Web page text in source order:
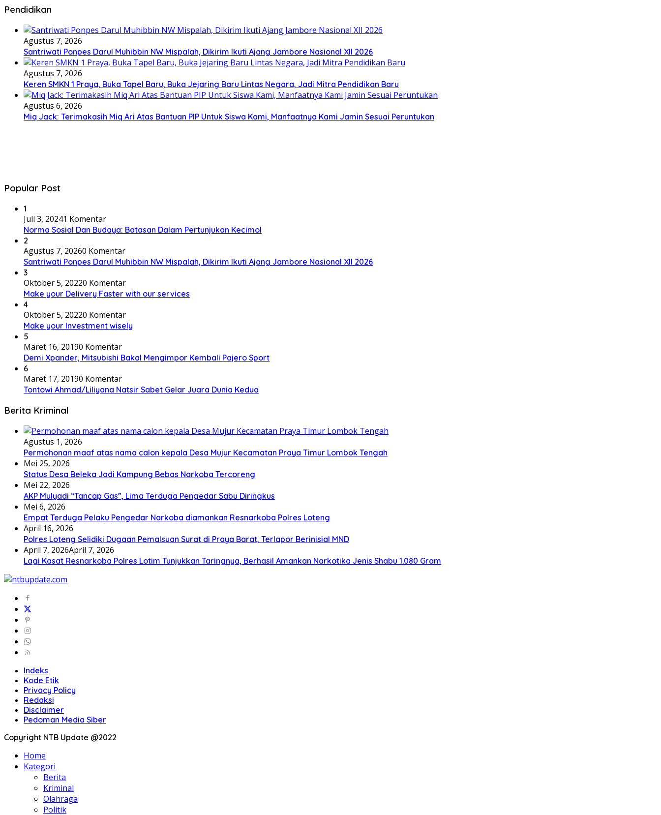
Pendidikan
Agustus 7, 2026
Santriwati Ponpes Darul Muhibbin NW Mispalah, Dikirim Ikuti Ajang Jambore Nasional XII 2026
Agustus 7, 2026
Keren SMKN 1 Praya, Buka Tapel Baru, Buka Jejaring Baru Lintas Negara, Jadi Mitra Pendidikan Baru
Agustus 6, 2026
Miq Jack: Terimakasih Miq Ari Atas Bantuan PIP Untuk Siswa Kami, Manfaatnya Kami Jamin Sesuai Peruntukan
Popular Post
1
Juli 3, 20241 Komentar
Norma Sosial Dan Budaya: Batasan Dalam Pertunjukan Kecimol
2
Agustus 7, 20260 Komentar
Santriwati Ponpes Darul Muhibbin NW Mispalah, Dikirim Ikuti Ajang Jambore Nasional XII 2026
3
Oktober 5, 20220 Komentar
Make your Delivery Faster with our services
4
Oktober 5, 20220 Komentar
Make your Investment wisely
5
Maret 16, 20190 Komentar
Demi Xpander, Mitsubishi Bakal Mengimpor Kembali Pajero Sport
6
Maret 17, 20190 Komentar
Tontowi Ahmad/Liliyana Natsir Sabet Gelar Juara Dunia Kedua
Berita Kriminal
Agustus 1, 2026
Permohonan maaf atas nama calon kepala Desa Mujur Kecamatan Praya Timur Lombok Tengah
Mei 25, 2026
Status Desa Beleka Jadi ‎Kampung Bebas Narkoba Tercoreng
Mei 22, 2026
AKP Mulyadi “Tancap Gas”, Lima Terduga Pengedar Sabu Diringkus
Mei 6, 2026
Empat Terduga Pelaku Pengedar Narkoba diamankan Resnarkoba Polres Loteng
April 16, 2026
Polres Loteng Selidiki Dugaan Pemalsuan Surat di Praya Barat, Terlapor Berinisial MND
April 7, 2026April 7, 2026
Lagi Kasat Resnarkoba Polres Lotim Tunjukkan Taringnya, Berhasil Amankan Narkotika Jenis Shabu 1.080 Gram
Indeks
Kode Etik
Privacy Policy
Redaksi
Disclaimer
Pedoman Media Siber
Copyright NTB Update @2022
Home
Kategori
Berita
Kriminal
Olahraga
Politik